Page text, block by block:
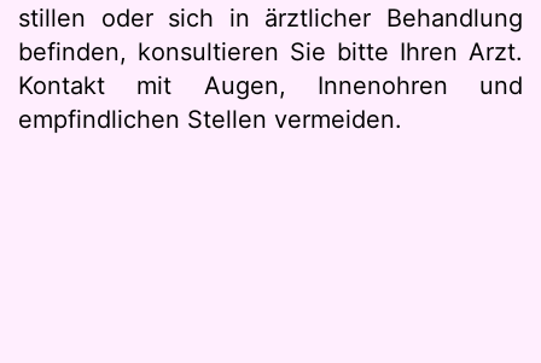
stillen oder sich in ärztlicher Behandlung
befinden, konsultieren Sie bitte Ihren Arzt.
Kontakt mit Augen, Innenohren und
empfindlichen Stellen vermeiden.